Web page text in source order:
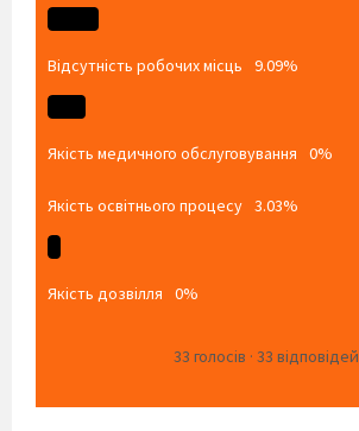
Відсутність робочих місць 9.09%
Якість медичного обслуговування 0%
Якість освітнього процесу 3.03%
Якість дозвілля 0%
33 голосів · 33 відповідей